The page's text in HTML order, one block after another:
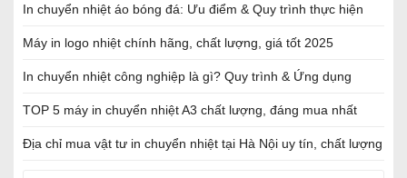
In chuyển nhiệt áo bóng đá: Ưu điểm & Quy trình thực hiện
Máy in logo nhiệt chính hãng, chất lượng, giá tốt 2025
In chuyển nhiệt công nghiệp là gì? Quy trình & Ứng dụng
TOP 5 máy in chuyển nhiệt A3 chất lượng, đáng mua nhất
Địa chỉ mua vật tư in chuyển nhiệt tại Hà Nội uy tín, chất lượng